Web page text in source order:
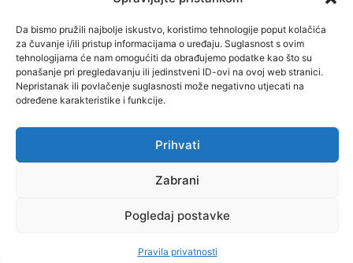
Da bismo pružili najbolje iskustvo, koristimo tehnologije poput kolačića
za čuvanje i/ili pristup informacijama o uređaju. Suglasnost s ovim
tehnologijama će nam omogućiti da obrađujemo podatke kao što su
ponašanje pri pregledavanju ili jedinstveni ID-ovi na ovoj web stranici.
Nepristanak ili povlačenje suglasnosti može negativno utjecati na
određene karakteristike i funkcije.
Prihvati
Zabrani
Pogledaj postavke
Pravila privatnosti
STUDIJI
STRUČNI
DIPLOMSKI
STUDIJI
Ispitni
rokovi
Česta
pitanja
Oglasna
poslova
Veleučilišta
Kvaliteta
Studentski
Alumni
Pravo na
pristup
do
karijere
Novosti
O
nama
Kontakt
Kvaliteta